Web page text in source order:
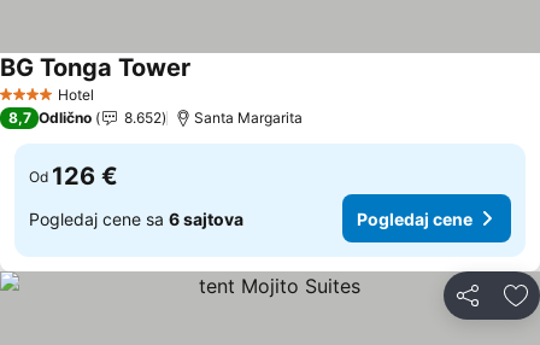
4 ZvezdiceHotel
BG Tonga Tower
8,7 Odlično 8.652 Santa Margarita
Od 126 €
Pogledaj cene sa 6 sajtova Pogledaj cene
Deli